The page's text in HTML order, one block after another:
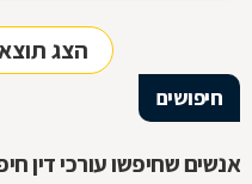
הצג
חיפושים
אנשים שחיפשו עורכי דין